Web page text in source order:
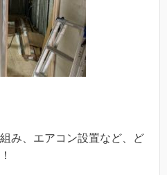
み、エアコン設置など、ど